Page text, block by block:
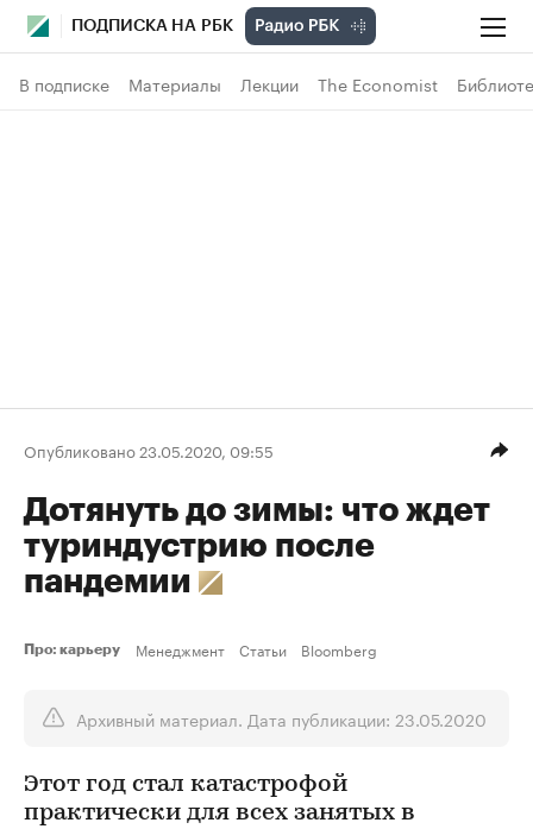
ПОДПИСКА НА РБК
В подписке Материалы Лекции The Economist
Опубликовано 23.05.2020, 09:55
Дотянуть до зимы: что ждет
туриндустрию после
пандемии
Про: карьеру Менеджмент Статьи Bloomberg
Архивный материал. Дата публикации: 23.05.2020
Этот год стал катастрофой
практически для всех занятых в